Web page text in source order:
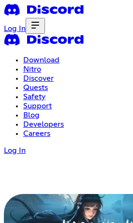
Log In
Download
Nitro
Discover
Quests
Safety
Support
Blog
Developers
Careers
Log In